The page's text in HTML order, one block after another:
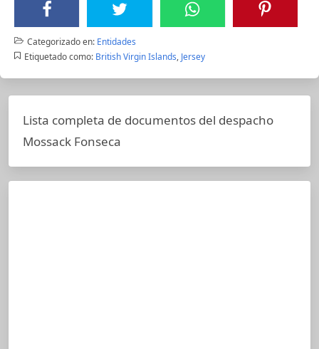
Categorizado en: Entidades
Etiquetado como: British Virgin Islands, Jersey
Lista completa de documentos del despacho
Mossack Fonseca